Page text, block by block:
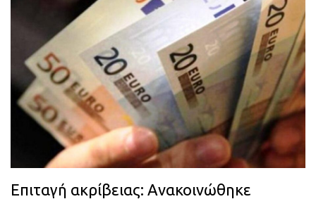
Επιταγή ακρίβειας: Ανακοινώθηκε